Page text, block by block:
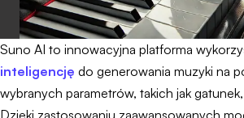
Suno AI to innowacyjna platforma
inteligencję do generowania muzyki na
wybranych parametrów, takich jak
Dzięki zastosowaniu zaawansowanych